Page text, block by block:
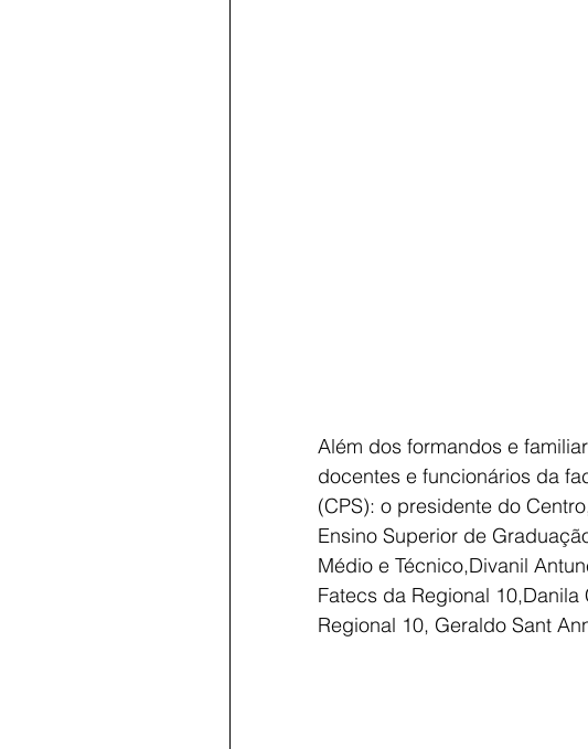
Além dos formandos e
docentes e funcionários da
(CPS): o presidente do
Ensino Superior de
Médio e Técnico,Divanil
Fatecs da Regional
Regional 10, Geraldo Sant